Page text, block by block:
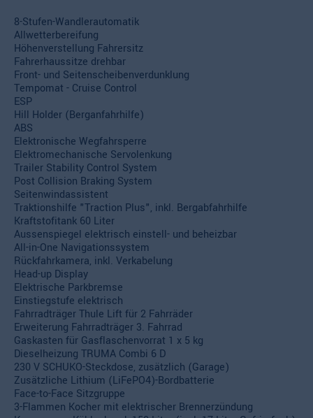
8-Stufen-Wandlerautomatik
Allwetterbereifung
Höhenverstellung Fahrersitz
Fahrerhaussitze drehbar
Front- und Seitenscheibenverdunklung
Tempomat - Cruise Control
ESP
Hill Holder (Berganfahrhilfe)
ABS
Elektronische Wegfahrsperre
Elektromechanische Servolenkung
Trailer Stability Control System
Post Collision Braking System
Seitenwindassistent
Traktionshilfe "Traction Plus", inkl. Bergabfahrhilfe
Kraftstofitank 60 Liter
Aussenspiegel elektrisch einstell- und beheizbar
All-in-One Navigationssystem
Rückfahrkamera, inkl. Verkabelung
Head-up Display
Elektrische Parkbremse
Einstiegstufe elektrisch
Fahrradträger Thule Lift für 2 Fahrräder
Erweiterung Fahrradträger 3. Fahrrad
Gaskasten für Gasflaschenvorrat 1 x 5 kg
Dieselheizung TRUMA Combi 6 D
230 V SCHUKO-Steckdose, zusätzlich (Garage)
Zusätzliche Lithium (LiFePO4)-Bordbatterie
Face-to-Face Sitzgruppe
3-Flammen Kocher mit elektrischer Brennerzündung